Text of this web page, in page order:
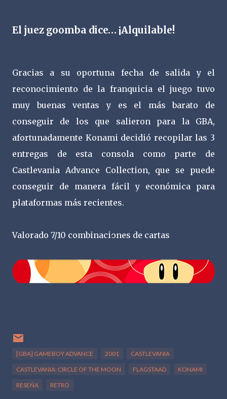
El juez goomba dice… ¡Alquilable!
Gracias a su oportuna fecha de salida y el
reconocimiento de la franquicia el juego tuvo
muy buenas ventas y es el más barato de
conseguir de los que salieron para la GBA,
afortunadamente Konami decidió recopilar las 3
entregas de esta consola como parte de
Castlevania Advance Collection, que se puede
conseguir de manera fácil y económica para
plataformas más recientes.
Valorado 7/10 combinaciones de cartas
[GBA] GAMEBOY ADVANCE 2001 CASTLEVANIA
CASTLEVANIA: CIRCLE OF THE MOON FLAGSTAAD KONAMI
RESEÑA RETRO